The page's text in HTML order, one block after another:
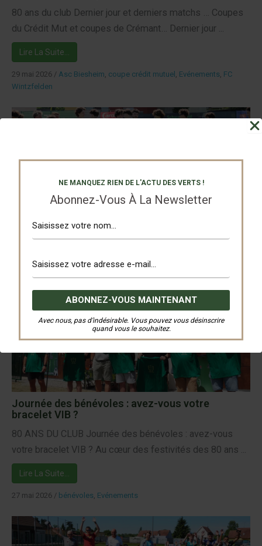
NE MANQUEZ RIEN DE L'ACTU DES VERTS !
Abonnez-Vous À La Newsletter
Avec nous, pas d’indésirable. Vous pouvez vous désinscrire
quand vous le souhaitez.
80 ans du club Dernier jour et derniers matchs … Coupes
du Crédit Mut et coupes de Crémant… Dernier jour ...
Lire La Suite…
29 mai 2026 / Asc Biesheim coupe crédit mutuel Evénements FC
Wintzfelden
U18, match de gala avant les saucisses ou match
80 ans du club U18, match de gala avant les saucisses ou
Lire La Suite…
29 mai 2026/80 eme anniversaire,U 18 Equipe 1
Journée des bénévoles : avez-vous votre
bracelet VIB ?
80 ANS DU CLUB Journée des bénévoles : avez-vous
votre bracelet VIB ? Au cœur des festivités des 80 ans ...
Lire La Suite…
27 mai 2026 / bénévoles, Evénements